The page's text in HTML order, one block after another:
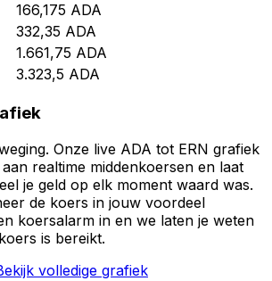
166,175 ADA
332,35 ADA
1.661,75 ADA
3.323,5 ADA
Onze live ADA tot ERN grafiek
realtime middenkoersen en laat
je geld op elk moment waard was.
de koers in jouw voordeel
koersalarm in en we laten je weten
is bereikt.
volledige grafiek